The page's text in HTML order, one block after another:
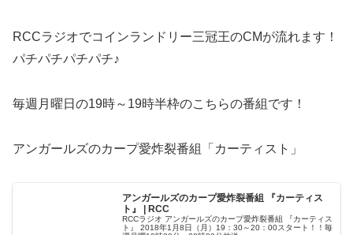
RCCラジオでコインランドリー三冠王のCMが流れます！
パチパチパチパチ♪
毎週月曜日の19時～19時半枠のこちらの番組です！
アンガールズのカープ愛炸裂番組「カーティスト」
アンガールズのカープ愛炸裂番組 『カーティス
ト』 | RCC
RCCラジオ アンガールズのカープ愛炸裂番組 『カーティス
ト』 2018年1月8日（月）19：30～20：00スタート！！毎